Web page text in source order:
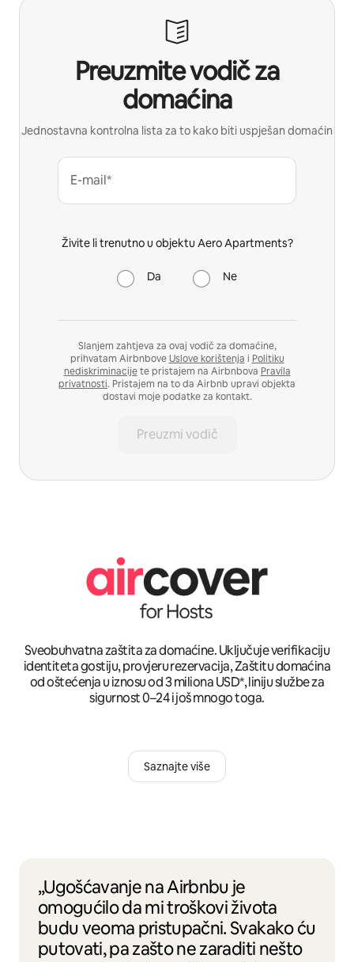
Preuzmite vodič za
domaćina
Jednostavna kontrolna lista za to kako biti uspješan domaćin
E-mail*
Živite li trenutno u objektu Aero Apartments?
Da Ne
Slanjem zahtjeva za ovaj vodič za domaćine,
prihvatam AirbnboveUslove korištenja i Politiku
nediskriminacijete pristajem na Airbnbova Pravila
privatnosti. Pristajem na to da Airbnb upravi objekta
dostavi moje podatke za kontakt.
Preuzmi vodič
Sveobuhvatna zaštita za domaćine. Uključuje verifikaciju
identiteta gostiju, provjeru rezervacija, Zaštitu domaćina
od oštećenja u iznosu od 3 miliona USD*, liniju službe za
sigurnost 0–24 i još mnogo toga.
Saznajte više
„Ugošćavanje na Airbnbu je
omogućilo da mi troškovi života
budu veoma pristupačni. Svakako ću
putovati, pa zašto ne zaraditi nešto